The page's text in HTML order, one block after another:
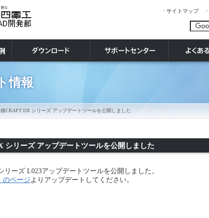
サイトマップ
情報
積CRAFT DX シリーズ アップデートツールを公開しました
シリーズ アップデートツールを公開しました
リーズ L023アップデートツールを公開しました。
のページよりアップデートしてください。